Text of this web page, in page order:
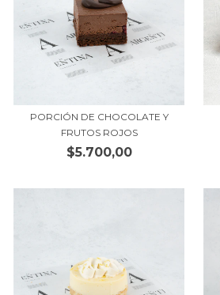
PORCIÓN DE CHOCOLATE Y
FRUTOS ROJOS
$5.700,00